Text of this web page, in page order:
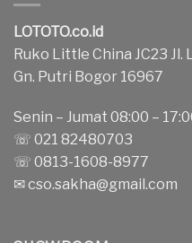
LOTOTO.co.id
Ruko Little China JC23 Jl.
Gn. Putri Bogor 16967
Senin – Jumat 08:00 –
☏ 021 82480703
☏ 0813-1608-8977
✉cso.sakha@gmail.com